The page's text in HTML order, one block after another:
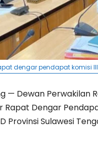
dengar pendapat komisi III
— Dewan Perwakilan
Rapat Dengar
Provinsi Sulawesi